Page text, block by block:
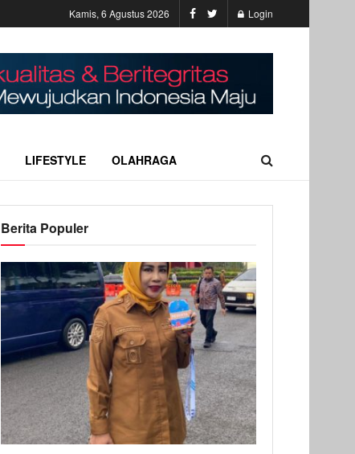
Kamis, 6 Agustus 2026 Login
LIFESTYLE OLAHRAGA
Berita Populer